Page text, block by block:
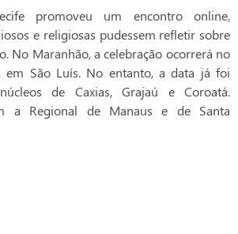
promoveu um encontro online,
e religiosas pudessem refletir sobre
No Maranhão, a celebração ocorrerá no
em São Luís. No entanto, a data já foi
de Caxias, Grajaú e Coroatá.
a Regional de Manaus e de Santa